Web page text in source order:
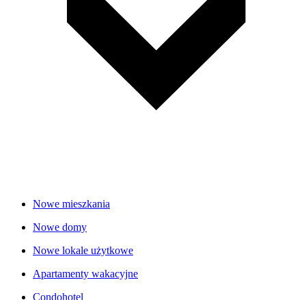
Nowe mieszkania
Nowe domy
Nowe lokale użytkowe
Apartamenty wakacyjne
Condohotel